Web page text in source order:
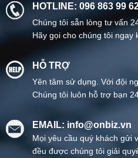
HOTLINE: 096 863 99
Chúng tôi sẵn lòng tư vấn
Hãy gọi cho chúng tôi ngay
HỖ TRỢ
Yên tâm sử dụng. Với đội
Chúng tôi luôn hỗ trợ bạn
EMAIL: info@onbiz.vn
Mọi yêu cầu quý khách gửi
đều được chúng tôi giải